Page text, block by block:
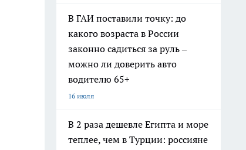
В ГАИ поставили точку: до
какого возраста в России
законно садиться за руль –
можно ли доверить авто
водителю 65+
16 июля
В 2 раза дешевле Египта и море
теплее, чем в Турции: россияне